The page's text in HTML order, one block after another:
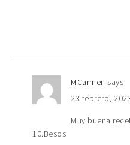
MCarmen says
23 febrero,
Muy buena
10.Besos